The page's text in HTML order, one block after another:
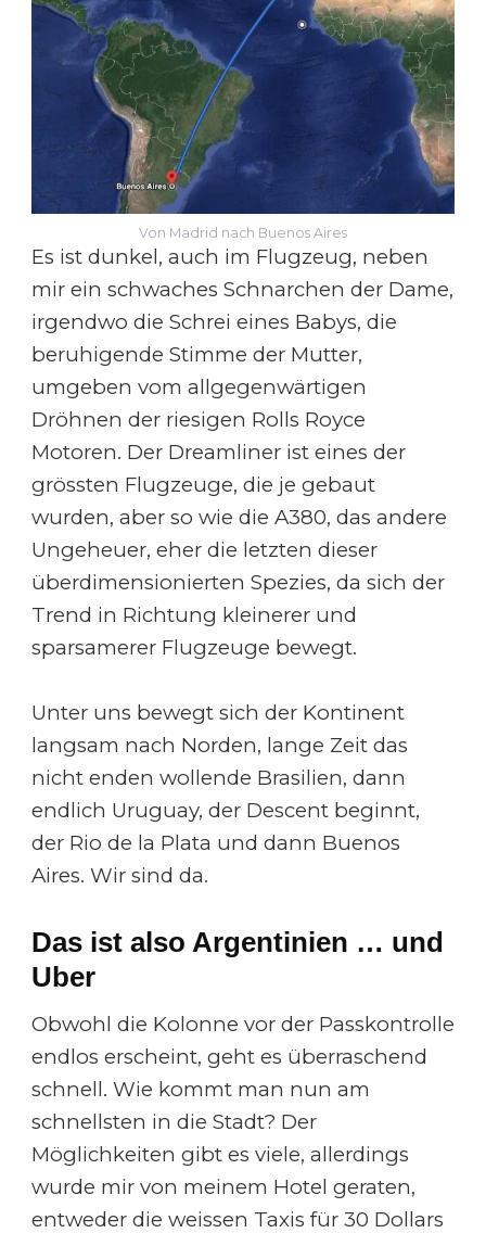
Von Madrid nach Buenos Aires
Es ist dunkel, auch im Flugzeug, neben
mir ein schwaches Schnarchen der Dame,
irgendwo die Schrei eines Babys, die
beruhigende Stimme der Mutter,
umgeben vom allgegenwärtigen
Dröhnen der riesigen Rolls Royce
Motoren. Der Dreamliner ist eines der
grössten Flugzeuge, die je gebaut
wurden, aber so wie die A380, das andere
Ungeheuer, eher die letzten dieser
überdimensionierten Spezies, da sich der
Trend in Richtung kleinerer und
sparsamerer Flugzeuge bewegt.
Unter uns bewegt sich der Kontinent
langsam nach Norden, lange Zeit das
nicht enden wollende Brasilien, dann
endlich Uruguay, der Descent beginnt,
der Rio de la Plata und dann Buenos
Aires. Wir sind da.
Das ist also Argentinien … und
Uber
Obwohl die Kolonne vor der Passkontrolle
endlos erscheint, geht es überraschend
schnell. Wie kommt man nun am
schnellsten in die Stadt? Der
Möglichkeiten gibt es viele, allerdings
wurde mir von meinem Hotel geraten,
entweder die weissen Taxis für 30 Dollars